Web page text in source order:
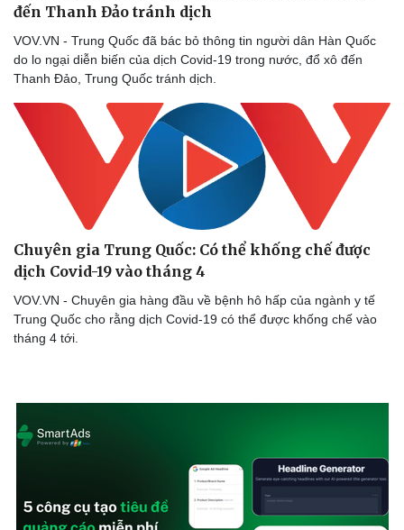
Thể thao
Bóng đá
Lịch thi đấu bóng đá
Thế giới thể thao
eSports
Hậu trường
Ô tô - Xe máy
Tư vấn
đến Thanh Đảo tránh dịch
VOV.VN - Trung Quốc đã bác bỏ thông tin người dân Hàn Quốc
do lo ngại diễn biến của dịch Covid-19 trong nước, đổ xô đến
Thanh Đảo, Trung Quốc tránh dịch.
Chuyên gia Trung Quốc: Có thể khống chế được
dịch Covid-19 vào tháng 4
VOV.VN - Chuyên gia hàng đầu về bệnh hô hấp của ngành y tế
Trung Quốc cho rằng dịch Covid-19 có thể được khống chế vào
tháng 4 tới.